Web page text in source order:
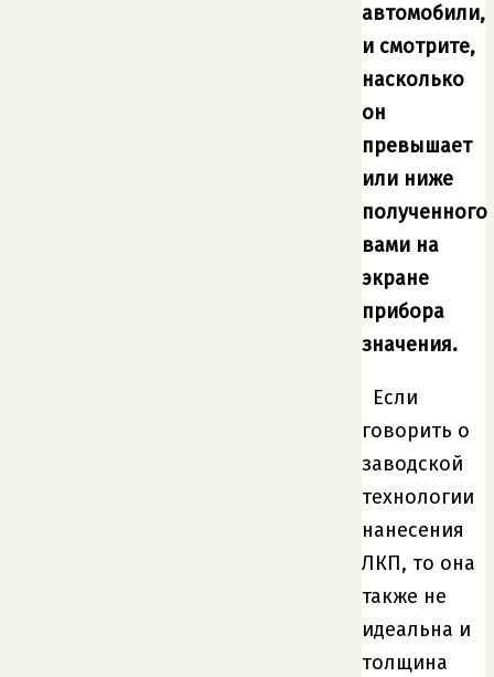
автомобили,
и смотрите,
насколько
он
превышает
или ниже
полученного
вами на
экране
прибора
значения.
Если
говорить о
заводской
технологии
нанесения
ЛКП, то она
также не
идеальна и
толщина